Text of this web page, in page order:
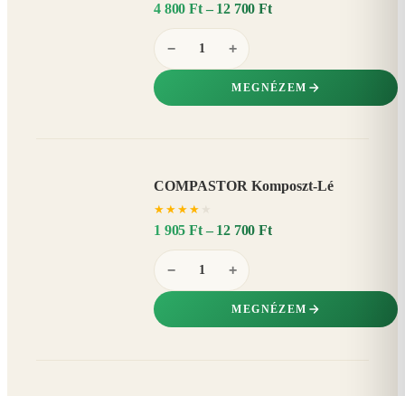
4 800 Ft – 12 700 Ft
− +
MEGNÉZEM
COMPASTOR Komposzt-Lé
★ ★ ★ ★
1 905 Ft – 12 700 Ft
− +
MEGNÉZEM